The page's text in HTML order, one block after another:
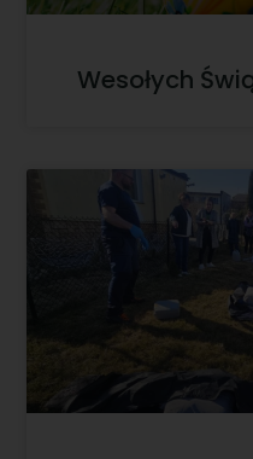
Wesołych